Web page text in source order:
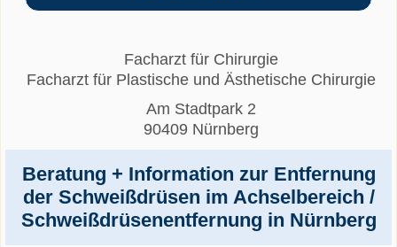
Facharzt für Chirurgie
Facharzt für Plastische und Ästhetische Chirurgie
Am Stadtpark 2
90409 Nürnberg
Beratung + Information zur Entfernung
der Schweißdrüsen im Achselbereich /
Schweißdrüsenentfernung in Nürnberg